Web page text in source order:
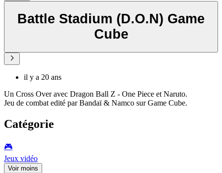
Battle Stadium (D.O.N) Game
Cube
il y a 20 ans
Un Cross Over avec Dragon Ball Z - One Piece et Naruto.
Jeu de combat edité par Bandaï & Namco sur Game Cube.
Catégorie
🎮️
Jeux vidéo
Voir moins